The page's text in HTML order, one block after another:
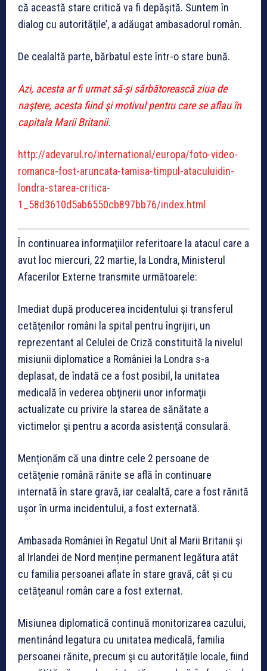
că această stare critică va fi depăşită. Suntem în
dialog cu autorităţile’, a adăugat ambasadorul român.
De cealaltă parte, bărbatul este într-o stare bună.
Azi, acesta ar fi urmat să-şi sărbătorească ziua de
naştere, acesta fiind şi motivul pentru care se aflau în
capitala Marii Britanii.
http://adevarul.ro/international/europa/foto-video-
romanca-fost-aruncata-tamisa-timpul-ataculuidin-
londra-starea-critica-
1_58d3610d5ab6550cb897bb76/index.html
În continuarea informaţiilor referitoare la atacul care a
avut loc miercuri, 22 martie, la Londra, Ministerul
Afacerilor Externe transmite următoarele:
Imediat după producerea incidentului şi transferul
cetăţenilor români la spital pentru îngrijiri, un
reprezentant al Celulei de Criză constituită la nivelul
misiunii diplomatice a României la Londra s-a
deplasat, de îndată ce a fost posibil, la unitatea
medicală în vederea obţinerii unor informaţii
actualizate cu privire la starea de sănătate a
victimelor şi pentru a acorda asistenţă consulară.
Menționăm că una dintre cele 2 persoane de
cetăţenie română rănite se află în continuare
internată în stare gravă, iar cealaltă, care a fost rănită
uşor în urma incidentului, a fost externată.
Ambasada României în Regatul Unit al Marii Britanii şi
al Irlandei de Nord menține permanent legătura atât
cu familia persoanei aflate în stare gravă, cât și cu
cetăţeanul român care a fost externat.
Misiunea diplomatică continuă monitorizarea cazului,
mentinând legatura cu unitatea medicală, familia
persoanei rănite, precum şi cu autoritățile locale, fiind